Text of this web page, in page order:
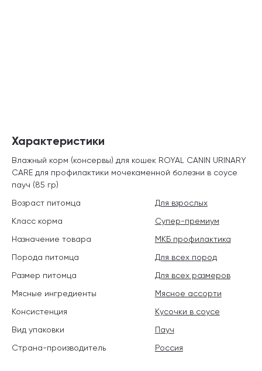
Характеристики
Влажный корм (консервы) для кошек ROYAL CANIN URINARY
CARE для профилактики мочекаменной болезни в соусе
пауч (85 гр)
Возраст питомца
Для взрослых
Класс корма
Супер-премиум
Назначение товара
МКБ профилактика
Порода питомца
Для всех пород
Размер питомца
Для всех размеров
Мясные ингредиенты
Мясное ассорти
Консистенция
Кусочки в соусе
Вид упаковки
Пауч
Страна-производитель
Россия